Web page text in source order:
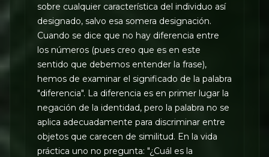
sobre cualquier característica del individuo así
designado, salvo esa somera designación.
Cuando se dice que no hay diferencia entre
los números (pues creo que es en este
sentido que debemos entender la frase),
hemos de examinar el significado de la palabra
"diferencia". La diferencia es en primer lugar la
negación de la identidad, pero la palabra no se
aplica adecuadamente para discriminar entre
objetos que carecen de similitud. En la vida
práctica uno no pregunta: "¿Cuál es la